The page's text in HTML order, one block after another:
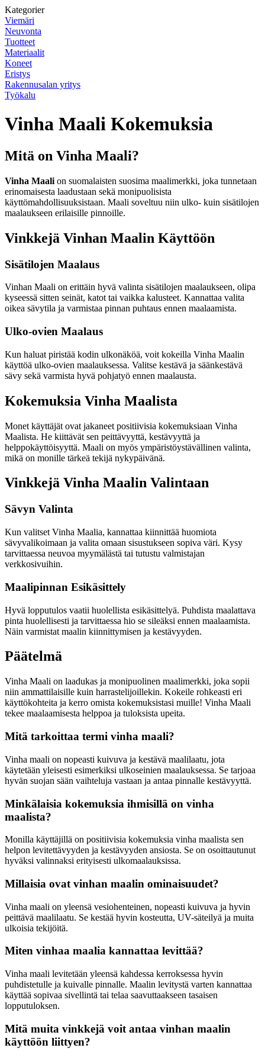
Kategorier
Viemäri
Neuvonta
Tuotteet
Materiaalit
Koneet
Eristys
Rakennusalan yritys
Työkalu
Vinha Maali Kokemuksia
Mitä on Vinha Maali?
Vinha Maali on suomalaisten suosima maalimerkki, joka tunnetaan
erinomaisesta laadustaan sekä monipuolisista
käyttömahdollisuuksistaan. Maali soveltuu niin ulko- kuin sisätilojen
maalaukseen erilaisille pinnoille.
Vinkkejä Vinhan Maalin Käyttöön
Sisätilojen Maalaus
Vinhan Maali on erittäin hyvä valinta sisätilojen maalaukseen, olipa
kyseessä sitten seinät, katot tai vaikka kalusteet. Kannattaa valita
oikea sävytila ja varmistaa pinnan puhtaus ennen maalaamista.
Ulko-ovien Maalaus
Kun haluat piristää kodin ulkonäköä, voit kokeilla Vinha Maalin
käyttöä ulko-ovien maalauksessa. Valitse kestävä ja säänkestävä
sävy sekä varmista hyvä pohjatyö ennen maalausta.
Kokemuksia Vinha Maalista
Monet käyttäjät ovat jakaneet positiivisia kokemuksiaan Vinha
Maalista. He kiittävät sen peittävyyttä, kestävyyttä ja
helppokäyttöisyyttä. Maali on myös ympäristöystävällinen valinta,
mikä on monille tärkeä tekijä nykypäivänä.
Vinkkejä Vinha Maalin Valintaan
Sävyn Valinta
Kun valitset Vinha Maalia, kannattaa kiinnittää huomiota
sävyvalikoimaan ja valita omaan sisustukseen sopiva väri. Kysy
tarvittaessa neuvoa myymälästä tai tutustu valmistajan
verkkosivuihin.
Maalipinnan Esikäsittely
Hyvä lopputulos vaatii huolellista esikäsittelyä. Puhdista maalattava
pinta huolellisesti ja tarvittaessa hio se sileäksi ennen maalaamista.
Näin varmistat maalin kiinnittymisen ja kestävyyden.
Päätelmä
Vinha Maali on laadukas ja monipuolinen maalimerkki, joka sopii
niin ammattilaisille kuin harrastelijoillekin. Kokeile rohkeasti eri
käyttökohteita ja kerro omista kokemuksistasi muille! Vinha Maali
tekee maalaamisesta helppoa ja tuloksista upeita.
Mitä tarkoittaa termi vinha maali?
Vinha maali on nopeasti kuivuva ja kestävä maalilaatu, jota
käytetään yleisesti esimerkiksi ulkoseinien maalauksessa. Se tarjoaa
hyvän suojan sään vaihteluja vastaan ja antaa pinnalle kestävyyttä.
Minkälaisia kokemuksia ihmisillä on vinha
maalista?
Monilla käyttäjillä on positiivisia kokemuksia vinha maalista sen
helpon levitettävyyden ja kestävyyden ansiosta. Se on osoittautunut
hyväksi valinnaksi erityisesti ulkomaalauksissa.
Millaisia ovat vinhan maalin ominaisuudet?
Vinha maali on yleensä vesiohenteinen, nopeasti kuivuva ja hyvin
peittävä maalilaatu. Se kestää hyvin kosteutta, UV-säteilyä ja muita
ulkoisia tekijöitä.
Miten vinhaa maalia kannattaa levittää?
Vinha maali levitetään yleensä kahdessa kerroksessa hyvin
puhdistetulle ja kuivalle pinnalle. Maalin levitystä varten kannattaa
käyttää sopivaa sivellintä tai telaa saavuttaakseen tasaisen
lopputuloksen.
Mitä muita vinkkejä voit antaa vinhan maalin
käyttöön liittyen?